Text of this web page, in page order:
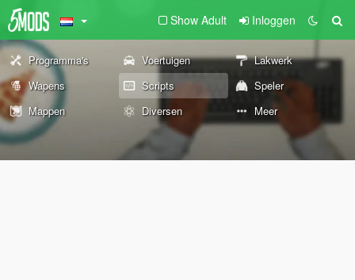
Show Adult Inloggen
Programma's Voertuigen
Lakwerk
Wapens
Scripts
Speler
Mappen
Diversen Meer